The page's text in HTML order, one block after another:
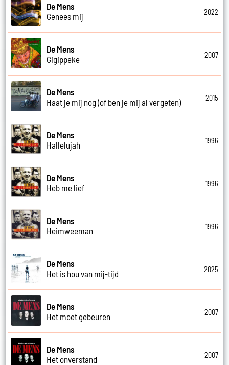
De Mens
Genees mij
2022
De Mens
Gigippeke
2007
De Mens
Haat je mij nog (of ben je mij al vergeten)
2015
De Mens
Hallelujah
1996
De Mens
Heb me lief
1996
De Mens
Heimweeman
1996
De Mens
Het is hou van mij-tijd
2025
De Mens
Het moet gebeuren
2007
De Mens
Het onverstand
2007